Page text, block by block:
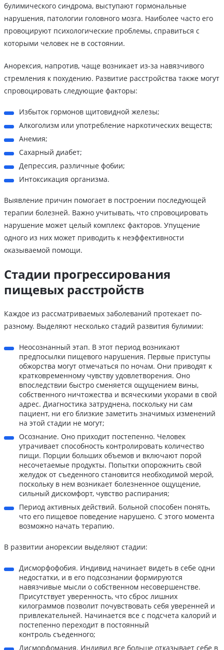
булимического синдрома, выступают гормональные
нарушения, патологии головного мозга. Наиболее часто его
провоцируют психологические проблемы, справиться с
которыми человек не в состоянии.
Анорексия, напротив, чаще возникает из-за навязчивого
стремления к похудению. Развитие расстройства также могут
спровоцировать следующие факторы:
Избыток гормонов щитовидной железы;
Алкоголизм или употребление наркотических веществ;
Анемия;
Сахарный диабет;
Депрессия, различные фобии;
Интоксикация организма.
Выявление причин помогает в построении последующей
терапии болезней. Важно учитывать, что спровоцировать
нарушение может целый комплекс факторов. Упущение
одного из них может приводить к неэффективности
оказываемой помощи.
Стадии прогрессирования
пищевых расстройств
Каждое из рассматриваемых заболеваний протекает по-
разному. Выделяют несколько стадий развития булимии:
Неосознанный этап. В этот период возникают
предпосылки пищевого нарушения. Первые приступы
обжорства могут отмечаться по ночам. Они приводят к
кратковременному чувству удовлетворения. Оно
впоследствии быстро сменяется ощущением вины,
собственного ничтожества и всяческими укорами в свой
адрес. Диагностика затруднена, поскольку ни сам
пациент, ни его близкие заметить значимых изменений
на этой стадии не могут;
Осознание. Оно приходит постепенно. Человек
утрачивает способность контролировать количество
пищи. Порции больших объемов и включают порой
несочетаемые продукты. Попытки опорожнить свой
желудок от съеденного становится необходимой мерой,
поскольку в нем возникает болезненное ощущение,
сильный дискомфорт, чувство распирания;
Период активных действий. Больной способен понять,
что его пищевое поведение нарушено. С этого момента
возможно начать терапию.
В развитии анорексии выделяют стадии:
Дисморфофобия. Индивид начинает видеть в себе одни
недостатки, и в его подсознании формируются
навязчивые мысли о собственном несовершенстве.
Присутствует уверенность, что сброс лишних
килограммов позволит почувствовать себя уверенней и
привлекательней. Начинается все с подсчета калорий и
постепенно переходит в постоянный
контроль съеденного;
Дисморфомания. Индивид все больше отказывает себе в